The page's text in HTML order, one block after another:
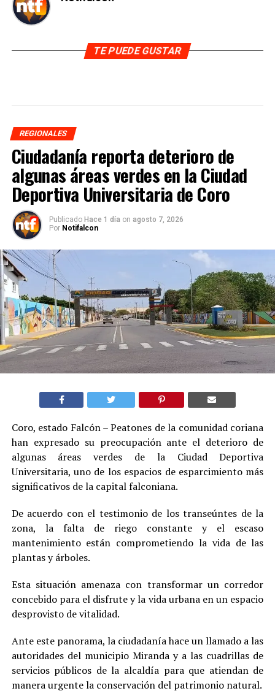
TE PUEDE GUSTAR
REGIONALES
Ciudadanía reporta deterioro de
algunas áreas verdes en la Ciudad
Deportiva Universitaria de Coro
Publicado Hace 1 día on agosto 7, 2026
Por Notifalcon
Coro, estado Falcón – Peatones de la comunidad coriana
han expresado su preocupación ante el deterioro de
algunas áreas verdes de la Ciudad Deportiva
Universitaria, uno de los espacios de esparcimiento más
significativos de la capital falconiana.
De acuerdo con el testimonio de los transeúntes de la
zona, la falta de riego constante y el escaso
mantenimiento están comprometiendo la vida de las
plantas y árboles.
Esta situación amenaza con transformar un corredor
concebido para el disfrute y la vida urbana en un espacio
desprovisto de vitalidad.
Ante este panorama, la ciudadanía hace un llamado a las
autoridades del municipio Miranda y a las cuadrillas de
servicios públicos de la alcaldía para que atiendan de
manera urgente la conservación del patrimonio natural.